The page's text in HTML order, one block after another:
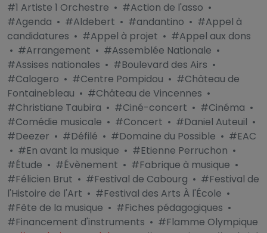
#1 Artiste 1 Orchestre • #Action de l'asso •
#Agenda • #Aldebert • #andantino • #Appel à
candidatures • #Appel à projet • #Appel aux dons
• #Arrangement • #Assemblée Nationale •
#Assises nationales • #Boulevard des Airs •
#Calogero • #Centre Pompidou • #Château de
Fontainebleau • #Château de Vincennes •
#Christiane Taubira • #Ciné-concert • #Cinéma •
#Comédie musicale • #Concert • #Daniel Auteuil •
#Deezer • #Défilé • #Domaine du Possible • #EAC
• #En avant la musique • #Etienne Perruchon •
#Étude • #Évènement • #Fabrique à musique •
#Félicien Brut • #Festival de Cabourg • #Festival de
l'Histoire de l'Art • #Festival des Arts À l'École •
#Fête de la musique • #Fiches pédagogiques •
#Financement d'instruments • #Flamme Olympique